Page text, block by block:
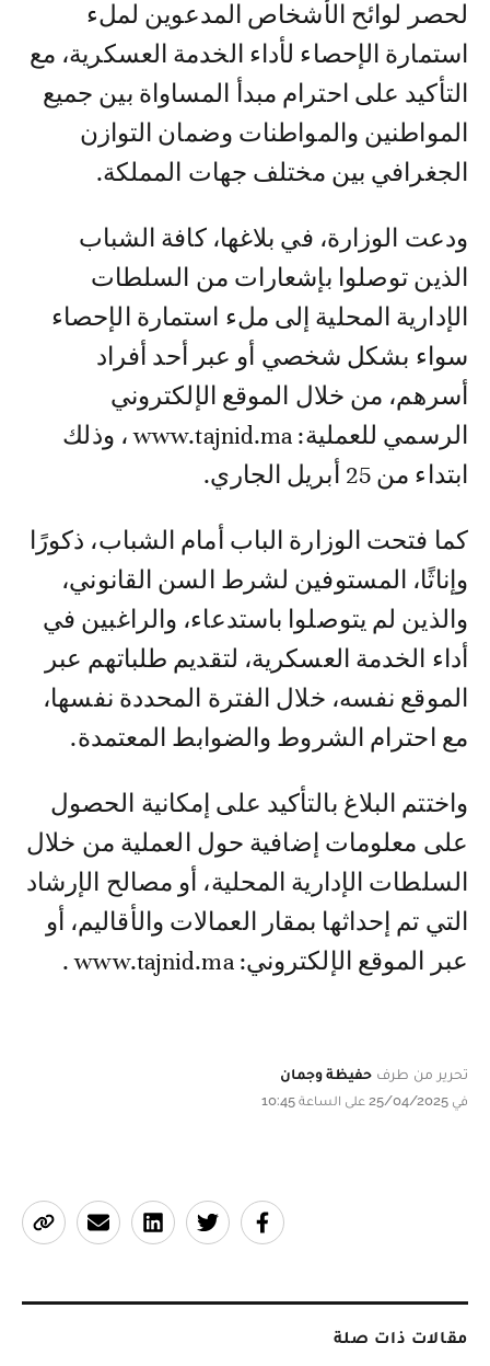
لحصر لوائح الأشخاص المدعوين لملء
استمارة الإحصاء لأداء الخدمة العسكرية، مع
التأكيد على احترام مبدأ المساواة بين جميع
المواطنين والمواطنات وضمان التوازن
الجغرافي بين مختلف جهات المملكة.
ودعت الوزارة، في بلاغها، كافة الشباب
الذين توصلوا بإشعارات من السلطات
الإدارية المحلية إلى ملء استمارة الإحصاء
سواء بشكل شخصي أو عبر أحد أفراد
أسرهم، من خلال الموقع الإلكتروني
الرسمي للعملية: www.tajnid.ma ، وذلك
ابتداء من 25 أبريل الجاري.
كما فتحت الوزارة الباب أمام الشباب، ذكورًا
وإناثًا، المستوفين لشرط السن القانوني،
والذين لم يتوصلوا باستدعاء، والراغبين في
أداء الخدمة العسكرية، لتقديم طلباتهم عبر
الموقع نفسه، خلال الفترة المحددة نفسها،
مع احترام الشروط والضوابط المعتمدة.
واختتم البلاغ بالتأكيد على إمكانية الحصول
على معلومات إضافية حول العملية من خلال
السلطات الإدارية المحلية، أو مصالح الإرشاد
التي تم إحداثها بمقار العمالات والأقاليم، أو
عبر الموقع الإلكتروني: www.tajnid.ma .
تحرير من طرف حفيظة وجمان
في 25/04/2025 على الساعة 10:45
مقالات ذات صلة